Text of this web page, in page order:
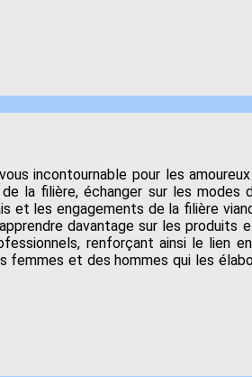
incontournable pour les
la filière, échanger sur les modes
et les engagements de la filière
davantage sur les produits
renforçant ainsi le lien
et des hommes qui les